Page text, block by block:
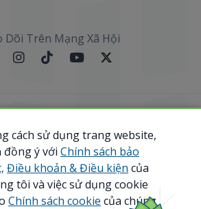
Dõi Trên Mạng Xã Hội
Copyright. All Rights
Code: 0107867370
cách sử dụng trang website,
đồng ý với Chính sách bảo
Điều khoản & Điều kiện của
tôi và việc sử dụng cookie
Chính sách cookie của chúng